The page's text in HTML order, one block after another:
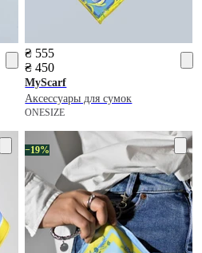
₴ 555
₴ 450
MyScarf
Аксессуары для сумок
ONESIZE
−19%